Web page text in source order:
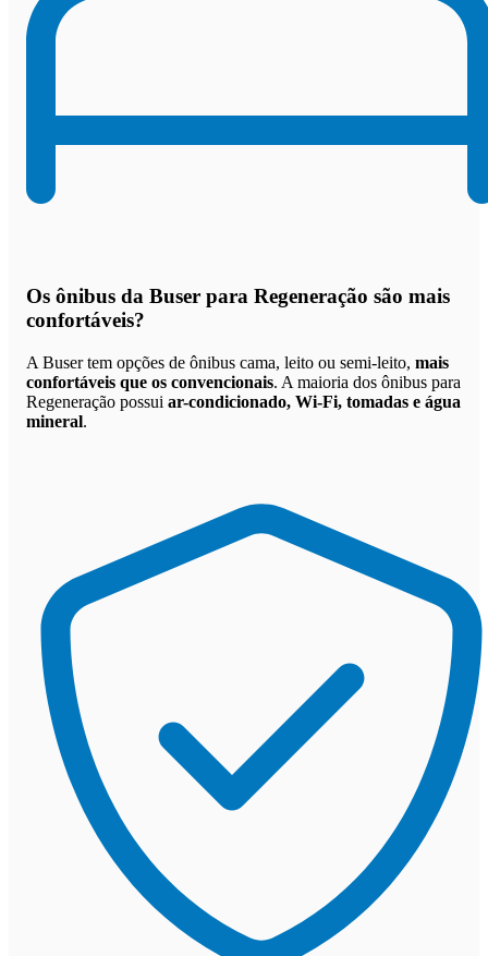
Os ônibus da Buser para Regeneração são mais
confortáveis?
A Buser tem opções de ônibus cama, leito ou semi-leito, mais
confortáveis que os convencionais. A maioria dos ônibus para
Regeneração possui ar-condicionado, Wi-Fi, tomadas e água
mineral.